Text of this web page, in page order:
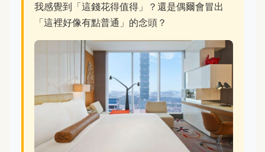
我感覺到「這錢花得值得」？還是偶爾會冒出
「這裡好像有點普通」的念頭？